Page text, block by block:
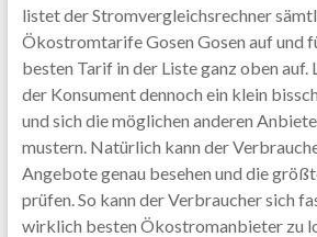
listet der Stromvergleichsrechner
Ökostromtarife Gosen Gosen auf und
besten Tarif in der Liste ganz oben auf.
der Konsument dennoch ein klein
und sich die möglichen anderen
mustern. Natürlich kann der
Angebote genau besehen und die
prüfen. So kann der Verbraucher sich
wirklich besten Ökostromanbieter zu